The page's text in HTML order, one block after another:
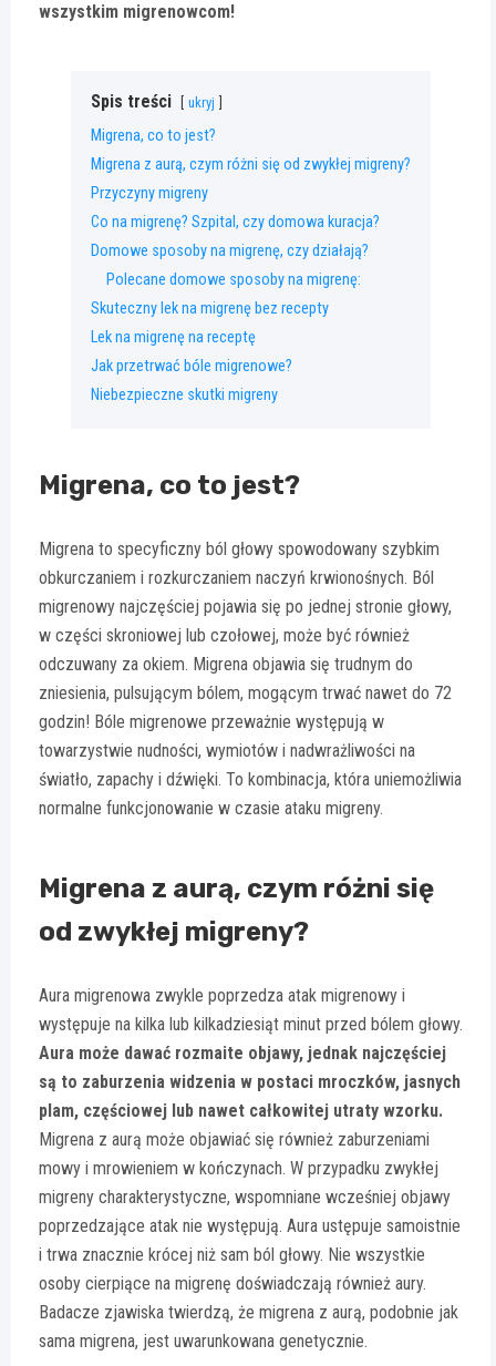
wszystkim migrenowcom!
Spis treści ukryj
Migrena, co to jest?
Migrena z aurą, czym różni się od zwykłej migreny?
Przyczyny migreny
Co na migrenę? Szpital, czy domowa kuracja?
Domowe sposoby na migrenę, czy działają?
Polecane domowe sposoby na migrenę:
Skuteczny lek na migrenę bez recepty
Lek na migrenę na receptę
Jak przetrwać bóle migrenowe?
Niebezpieczne skutki migreny
Migrena, co to jest?
Migrena to specyficzny ból głowy spowodowany szybkim
obkurczaniem i rozkurczaniem naczyń krwionośnych. Ból
migrenowy najczęściej pojawia się po jednej stronie głowy,
w części skroniowej lub czołowej, może być również
odczuwany za okiem. Migrena objawia się trudnym do
zniesienia, pulsującym bólem, mogącym trwać nawet do 72
godzin! Bóle migrenowe przeważnie występują w
towarzystwie nudności, wymiotów i nadwrażliwości na
światło, zapachy i dźwięki. To kombinacja, która uniemożliwia
normalne funkcjonowanie w czasie ataku migreny.
Migrena z aurą, czym różni się
od zwykłej migreny?
Aura migrenowa zwykle poprzedza atak migrenowy i
występuje na kilka lub kilkadziesiąt minut przed bólem głowy.
Aura może dawać rozmaite objawy, jednak najczęściej
są to zaburzenia widzenia w postaci mroczków, jasnych
plam, częściowej lub nawet całkowitej utraty wzorku.
Migrena z aurą może objawiać się również zaburzeniami
mowy i mrowieniem w kończynach. W przypadku zwykłej
migreny charakterystyczne, wspomniane wcześniej objawy
poprzedzające atak nie występują. Aura ustępuje samoistnie
i trwa znacznie krócej niż sam ból głowy. Nie wszystkie
osoby cierpiące na migrenę doświadczają również aury.
Badacze zjawiska twierdzą, że migrena z aurą, podobnie jak
sama migrena, jest uwarunkowana genetycznie.